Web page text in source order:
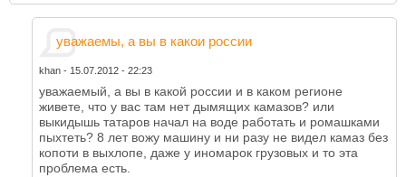
уважаемы, а вы в какои россии
khan- 15.07.2012 - 22:23
уважаемый, а вы в какой россии и в каком регионе
живете, что у вас там нет дымящих камазов? или
выкидышь татаров начал на воде работать и ромашками
пыхтеть? 8 лет вожу машину и ни разу не видел камаз без
копоти в выхлопе, даже у иномарок грузовых и то эта
проблема есть.